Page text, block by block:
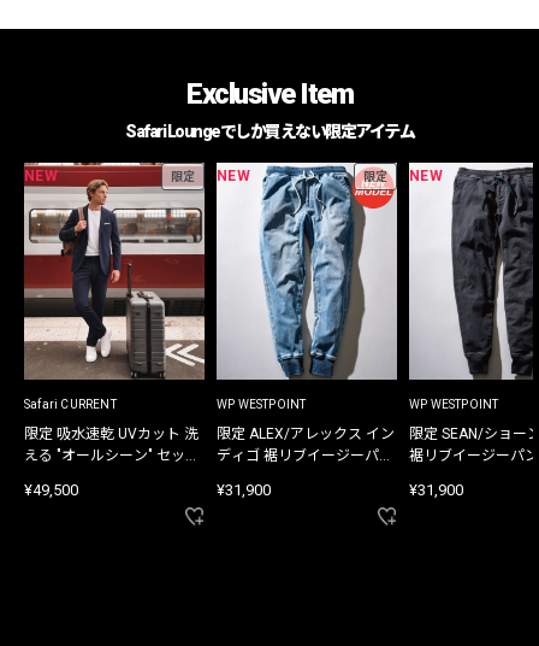
Exclusive Item
Safari Loungeでしか買えない限定アイテム
NEW 限定
Safari CURRENT
限定 吸水速乾 UVカット 洗
える "オールシーン" セット
¥49,500
NEW 限定
WP WESTPOINT
限定 ALEX/アレックス イン
ディゴ 裾リブイージーパン
¥31,900
NEW
WP WESTPOINT
限定 SEAN/ショー
裾リブイージーパ
¥31,900